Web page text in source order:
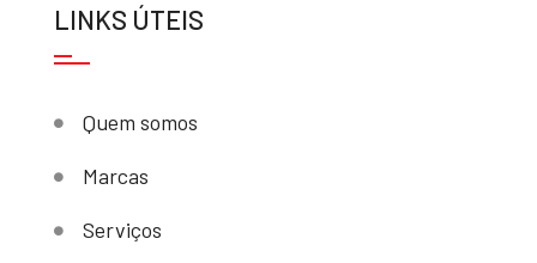
LINKS ÚTEIS
Quem somos
Marcas
Serviços